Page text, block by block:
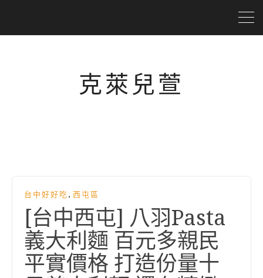
克萊兒萱
台中好好吃 , 西屯區
[台中西屯] 八羽Pasta
義大利麵 百元多親民
平實價格 打造份量十